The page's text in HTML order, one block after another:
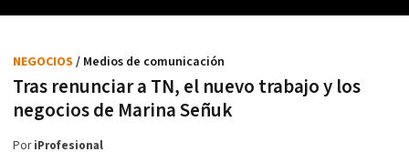
Tras renunciar a TN, el nuevo trabajo y los
negocios de Marina Señuk
NEGOCIOS / Medios de comunicación
PoriProfesional